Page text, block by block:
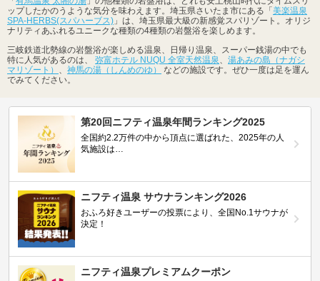
ップしたかのうような気分を味わえます。埼玉県さいたま市にある「 美楽温泉
SPA-HERBS(スパハーブス) 」は、埼玉県最大級の新感覚スパリゾート。オリジ
ナリティあふれるユニークな種類の4種類の岩盤浴を楽しめます。
三岐鉄道北勢線の岩盤浴が楽しめる温泉、日帰り温泉、スーパー銭湯の中でも
特に人気があるのは、 弥富ホテル NUQU 全室天然温泉、 湯あみの島（ナガシ
マリゾート） 、 神馬の湯（しんめのゆ）
などの施設です。ぜひ一度は足を運ん
でみてください。
第20回ニフティ温泉年間ランキング2025
全国約2.2万件の中から頂点に選ばれた、2025年の人
気施設は…
ニフティ温泉 サウナランキング2026
おふろ好きユーザーの投票により、全国No.1サウナが
決定！
ニフティ温泉プレミアムクーポン